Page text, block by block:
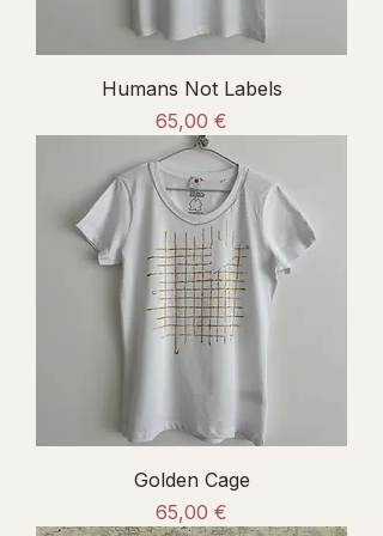
Humans Not Labels
Prezzo
65,00 €
Golden Cage
Prezzo
65,00 €